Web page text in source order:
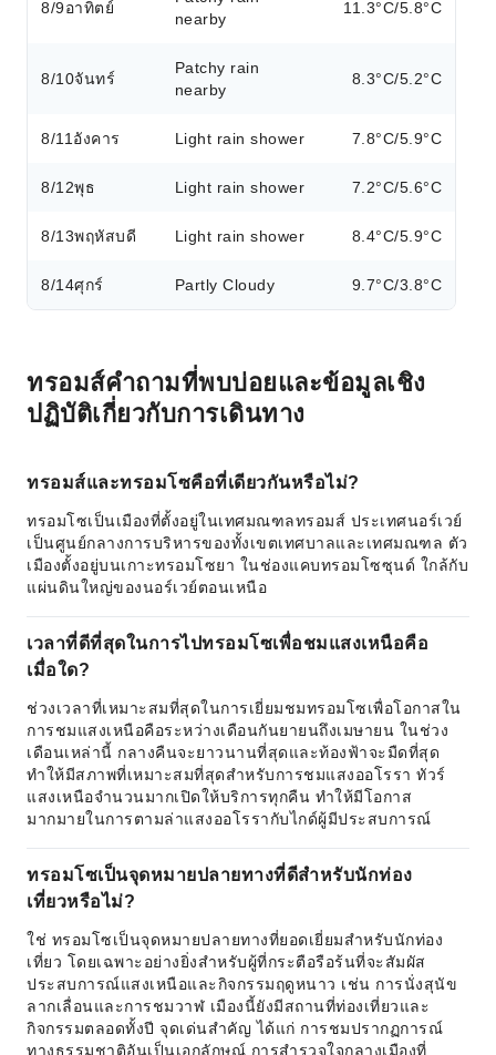
8/9อาทิตย์
nearby
11.3°C/5.8°C
8/10จันทร์
Patchy rain
nearby
8.3°C/5.2°C
8/11 อังคาร Light rain shower 7.8°C/5.9°C
8/12พุธ Light rain shower 7.2°C/5.6°C
8/13พฤหัสบดี Light rain shower 8.4°C/5.9°C
8/14ศุกร์ Partly Cloudy 9.7°C/3.8°C
ทรอมส์คำถามที่พบบ่อยและข้อมูลเชิง
ปฏิบัติเกี่ยวกับการเดินทาง
ทรอมส์และทรอมโซคือที่เดียวกันหรือไม่?
ทรอมโซเป็นเมืองที่ตั้งอยู่ในเทศมณฑลทรอมส์ ประเทศนอร์เวย์
เป็นศูนย์กลางการบริหารของทั้งเขตเทศบาลและเทศมณฑล ตัว
เมืองตั้งอยู่บนเกาะทรอมโซยา ในช่องแคบทรอมโซซุนด์ ใกล้กับ
แผ่นดินใหญ่ของนอร์เวย์ตอนเหนือ
เวลาที่ดีที่สุดในการไปทรอมโซเพื่อชมแสงเหนือคือ
เมื่อใด?
ช่วงเวลาที่เหมาะสมที่สุดในการเยี่ยมชมทรอมโซเพื่อโอกาสใน
การชมแสงเหนือคือระหว่างเดือนกันยายนถึงเมษายน ในช่วง
เดือนเหล่านี้ กลางคืนจะยาวนานที่สุดและท้องฟ้าจะมืดที่สุด
ทำให้มีสภาพที่เหมาะสมที่สุดสำหรับการชมแสงออโรรา ทัวร์
แสงเหนือจำนวนมากเปิดให้บริการทุกคืน ทำให้มีโอกาส
มากมายในการตามล่าแสงออโรรากับไกด์ผู้มีประสบการณ์
ทรอมโซเป็นจุดหมายปลายทางที่ดีสำหรับนักท่อง
เที่ยวหรือไม่?
ใช่ ทรอมโซเป็นจุดหมายปลายทางที่ยอดเยี่ยมสำหรับนักท่อง
เที่ยว โดยเฉพาะอย่างยิ่งสำหรับผู้ที่กระตือรือร้นที่จะสัมผัส
ประสบการณ์แสงเหนือและกิจกรรมฤดูหนาว เช่น การนั่งสุนัข
ลากเลื่อนและการชมวาฬ เมืองนี้ยังมีสถานที่ท่องเที่ยวและ
กิจกรรมตลอดทั้งปี จุดเด่นสำคัญ ได้แก่ การชมปรากฏการณ์
ทางธรรมชาติอันเป็นเอกลักษณ์ การสำรวจใจกลางเมืองที่